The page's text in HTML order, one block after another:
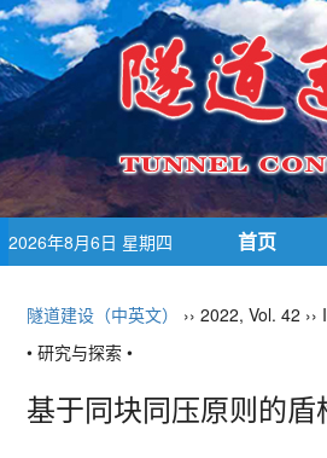
2026年8月6日 星期四 首页
隧道建设（中英文） ›› 2022, Vol. 42
• 研究与探索 •
基于同块同压原则的